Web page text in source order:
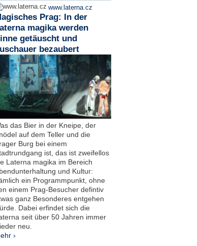
www.laterna.cz
Prag: In der
magika werden
getäuscht und
bezaubert
das Bier in der Kneipe, der
auf dem Teller und die
Burg bei einem
ist, das ist zweifellos
Laterna magika im Bereich
und Kultur:
ein Programmpunkt, ohne
einem Prag-Besucher defintiv
ganz Besonderes entgehen
Dabei erfindet sich die
seit über 50 Jahren immer
neu.
›